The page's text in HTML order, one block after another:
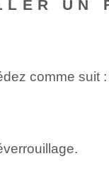
UN
comme suit :